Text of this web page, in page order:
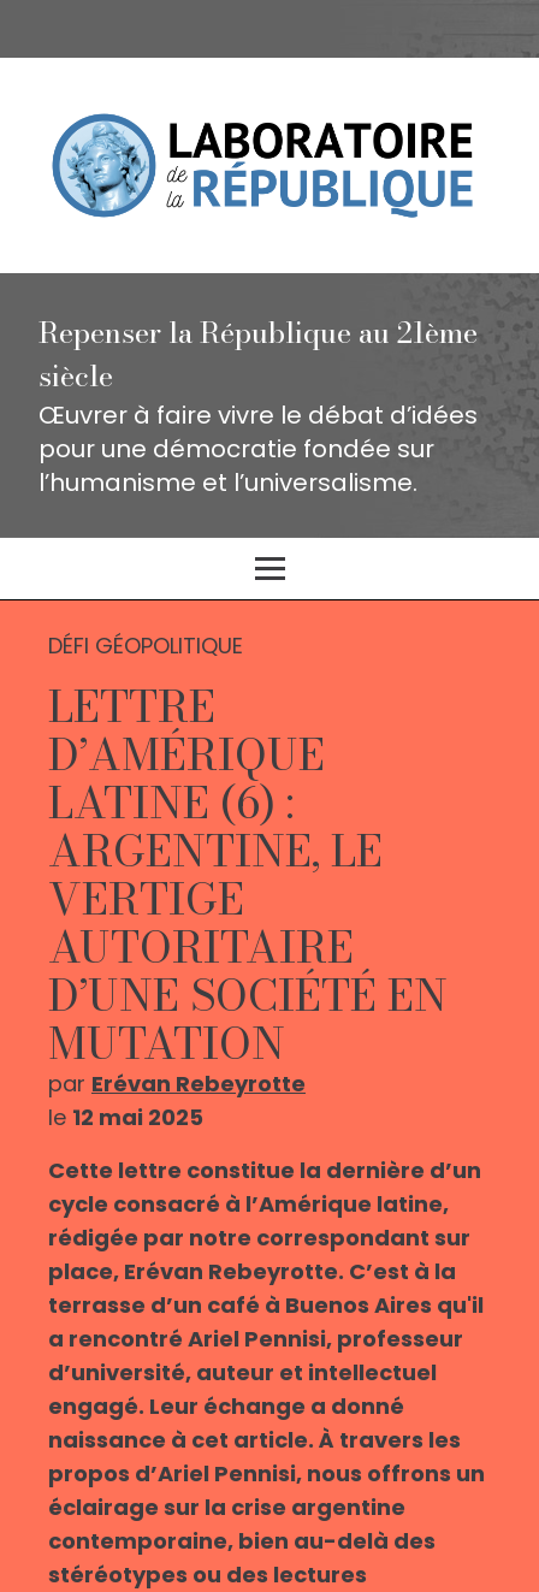
Repenser la République au 21ème
siècle
Œuvrer à faire vivre le débat d’idées
pour une démocratie fondée sur
l’humanisme et l’universalisme.
DÉFI GÉOPOLITIQUE
LETTRE
D’AMÉRIQUE
LATINE (6) :
ARGENTINE, LE
VERTIGE
AUTORITAIRE
D’UNE SOCIÉTÉ EN
MUTATION
par Erévan Rebeyrotte
le 12 mai 2025
Cette lettre constitue la dernière d’un
cycle consacré à l’Amérique latine,
rédigée par notre correspondant sur
place, Erévan Rebeyrotte. C’est à la
terrasse d’un café à Buenos Aires qu'il
a rencontré Ariel Pennisi, professeur
d’université, auteur et intellectuel
engagé. Leur échange a donné
naissance à cet article. À travers les
propos d’Ariel Pennisi, nous offrons un
éclairage sur la crise argentine
contemporaine, bien au-delà des
stéréotypes ou des lectures